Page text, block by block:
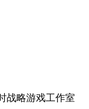
战略游戏工作室